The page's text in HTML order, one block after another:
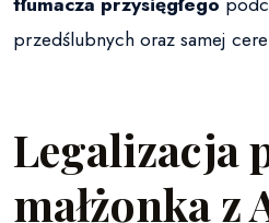
przedślubnych oraz samej
Legalizacja
małżonka z